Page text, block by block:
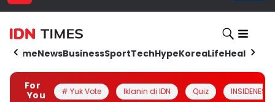
HomeNewsBusinessSportTechHypeKoreaLifeHealth
For
You
# Yuk Vote Iklanin di IDN Quiz INSIDENESIA